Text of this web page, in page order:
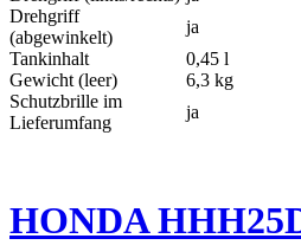
Drehgriff
(abgewinkelt)
ja
Tankinhalt
0,45 l
Gewicht (leer)
6,3 kg
Schutzbrille im
Lieferumfang
ja
HONDA